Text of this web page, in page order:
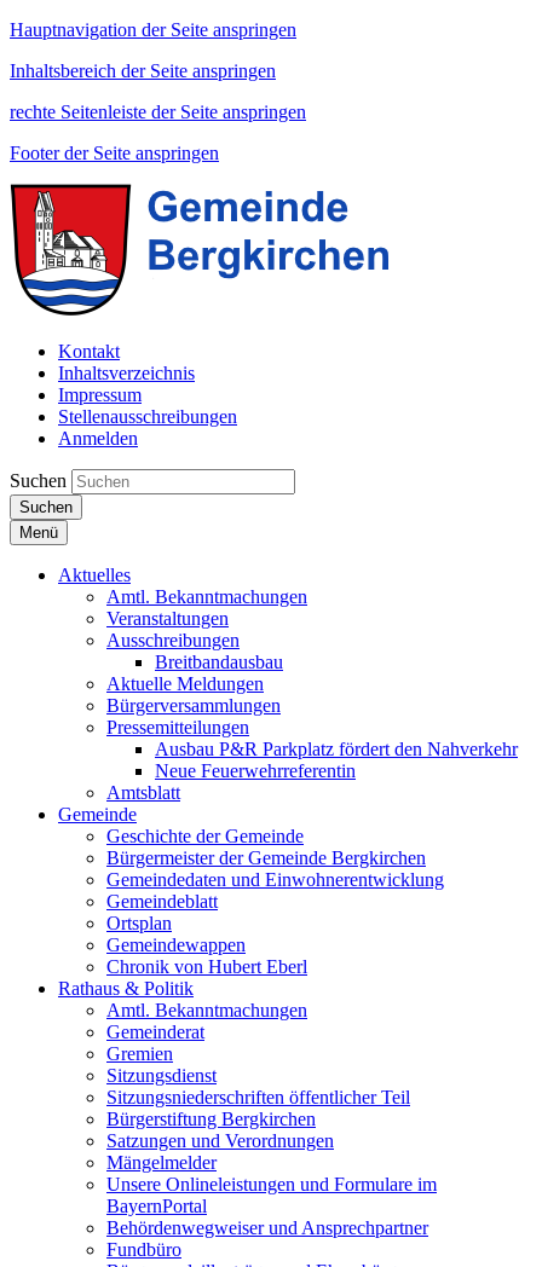
Hauptnavigation der Seite anspringen
Inhaltsbereich der Seite anspringen
rechte Seitenleiste der Seite anspringen
Footer der Seite anspringen
Kontakt
Inhaltsverzeichnis
Impressum
Stellenausschreibungen
Anmelden
Suchen
Suchen
Menü
Aktuelles
Amtl. Bekanntmachungen
Veranstaltungen
Ausschreibungen
Breitbandausbau
Aktuelle Meldungen
Bürgerversammlungen
Pressemitteilungen
Ausbau P&R Parkplatz fördert den Nahverkehr
Neue Feuerwehrreferentin
Amtsblatt
Gemeinde
Geschichte der Gemeinde
Bürgermeister der Gemeinde Bergkirchen
Gemeindedaten und Einwohnerentwicklung
Gemeindeblatt
Ortsplan
Gemeindewappen
Chronik von Hubert Eberl
Rathaus & Politik
Amtl. Bekanntmachungen
Gemeinderat
Gremien
Sitzungsdienst
Sitzungsniederschriften öffentlicher Teil
Bürgerstiftung Bergkirchen
Satzungen und Verordnungen
Mängelmelder
Unsere Onlineleistungen und Formulare im
BayernPortal
Behördenwegweiser und Ansprechpartner
Fundbüro